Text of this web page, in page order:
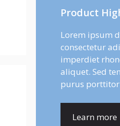
Product
Lorem ipsum
consectetur
imperdiet
aliquet. Sed
purus porttitor
Learn more